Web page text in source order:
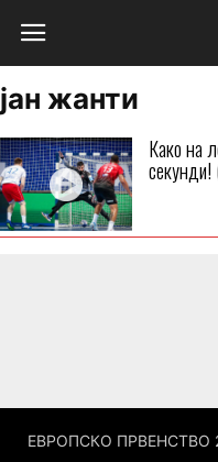
јан жанти
Како на
ЕВРОПСКО ПРВЕНСТВО